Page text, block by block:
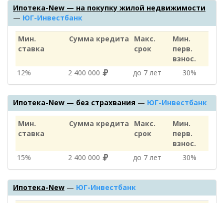
Ипотека-New — на покупку жилой недвижимости
— ЮГ-Инвестбанк
Мин.
ставка
Сумма кредита
Макс.
срок
Мин.
перв.
взнос.
12%
2 400 000 до 7 лет 30%
Ипотека-New — без страхвания — ЮГ-Инвестбанк
Мин.
ставка
Сумма кредита
Макс.
срок
Мин.
перв.
взнос.
15%
2 400 000 до 7 лет 30%
Ипотека-New — ЮГ-Инвестбанк